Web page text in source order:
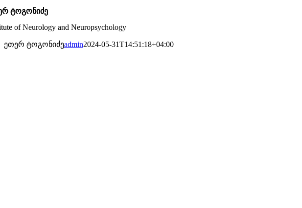
ტოგონიძე
of Neurology and Neuropsychology
ეთერ ტოგონიძეadmin2024-05-31T14:51:18+04:00